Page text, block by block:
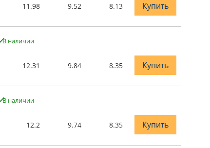
11.98 9.52 8.13 Купить
В наличии
12.31 9.84 8.35 Купить
В наличии
12.2 9.74 8.35 Купить